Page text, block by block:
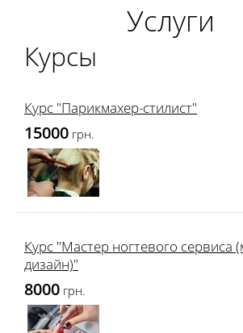
Услуги
Курсы
Курс "Парикмахер-стилист"
15000 грн.
Курс "Мастер ногтевого сервиса
дизайн)"
8000 грн.